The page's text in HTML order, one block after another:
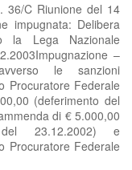
36/C Riunione del 14
impugnata: Delibera
la Lega Nazionale
–
le sanzioni
Procuratore Federale
(deferimento del
di € 5.000,00
del 23.12.2002) e
Procuratore Federale